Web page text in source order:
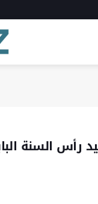
رأس السنة